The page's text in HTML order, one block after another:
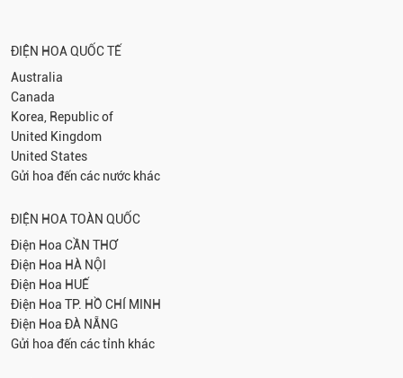
ĐIỆN HOA QUỐC TẾ
Australia
Canada
Korea, Republic of
United Kingdom
United States
Gửi hoa đến các nước khác
ĐIỆN HOA TOÀN QUỐC
Điện Hoa CẦN THƠ
Điện Hoa HÀ NỘI
Điện Hoa HUẾ
Điện Hoa TP. HỒ CHÍ MINH
Điện Hoa ĐÀ NẴNG
Gửi hoa đến các tỉnh khác